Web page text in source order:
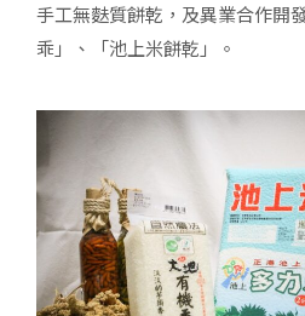
手工無麩質餅乾，及異業合作開
乖」、「池上米餅乾」。